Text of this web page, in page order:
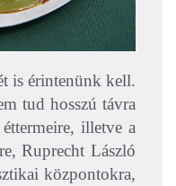
is érintenünk kell.
tud hosszú távra
illetve a
Ruprecht László
központokra,